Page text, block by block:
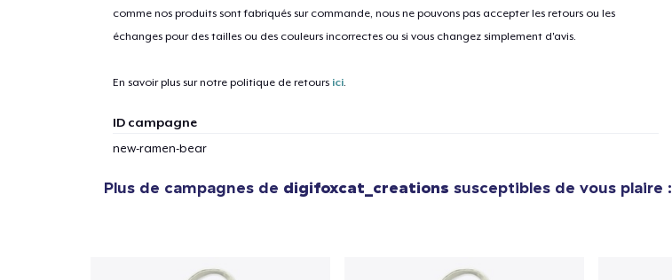
comme nos produits sont fabriqués sur commande, nous ne pouvons pas accepter les retours ou les
échanges pour des tailles ou des couleurs incorrectes ou si vous changez simplement d'avis.
En savoir plus sur notre politique de retours ici.
ID campagne
new-ramen-bear
Plus de campagnes de digifoxcat_creations susceptibles de vous plaire :
29,99 $US